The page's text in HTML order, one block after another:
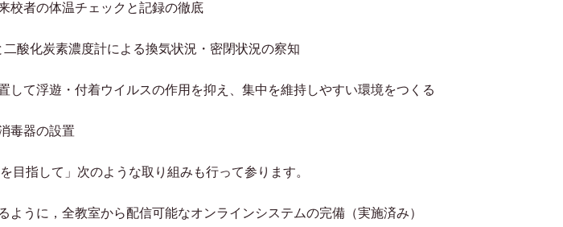
校者の体温チェックと記録の徹底
二酸化炭素濃度計による換気状況・密閉状況の察知
して浮遊・付着ウイルスの作用を抑え、集中を維持しやすい環境をつくる
毒器の設置
指して」次のような取り組みも行って参ります。
ように，全教室から配信可能なオンラインシステムの完備（実施済み）